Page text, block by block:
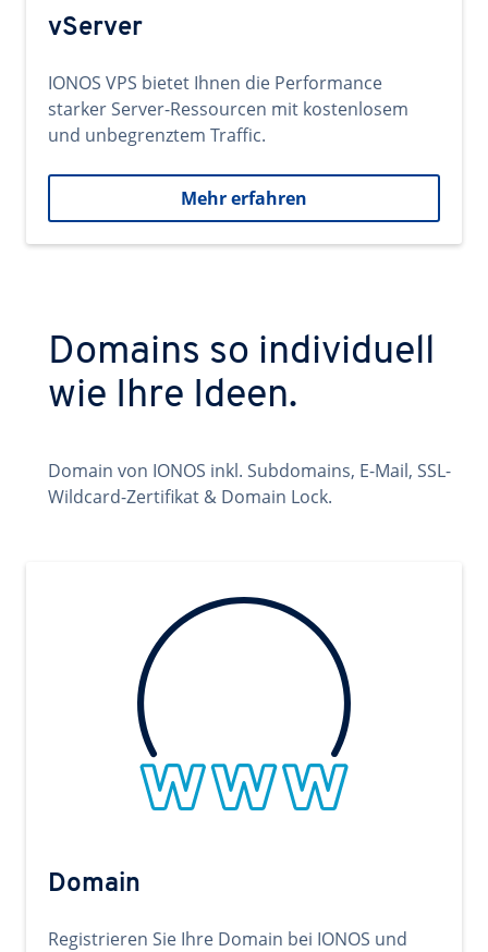
vServer
IONOS VPS bietet Ihnen die Performance
starker Server-Ressourcen mit kostenlosem
und unbegrenztem Traffic.
Mehr erfahren
Domains so individuell
wie Ihre Ideen.
Domain von IONOS inkl. Subdomains, E-Mail, SSL-
Wildcard-Zertifikat & Domain Lock.
Domain
Registrieren Sie Ihre Domain bei IONOS und